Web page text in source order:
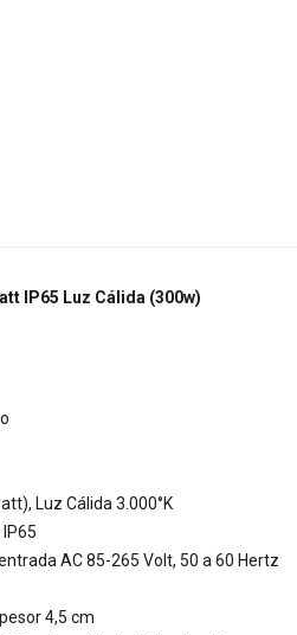
IP65 Luz Cálida (300w)
Luz Cálida 3.000°K
AC 85-265 Volt, 50 a 60 Hertz
4,5 cm